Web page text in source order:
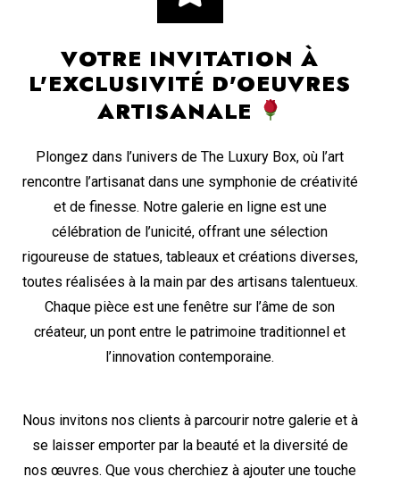
VOTRE INVITATION À
L'EXCLUSIVITÉ D'OEUVRES
ARTISANALE
Plongez dans l’univers de The Luxury Box, où l’art
rencontre l’artisanat dans une symphonie de créativité
et de finesse. Notre galerie en ligne est une
célébration de l’unicité, offrant une sélection
rigoureuse de statues, tableaux et créations diverses,
toutes réalisées à la main par des artisans talentueux.
Chaque pièce est une fenêtre sur l’âme de son
créateur, un pont entre le patrimoine traditionnel et
l’innovation contemporaine.
Nous invitons nos clients à parcourir notre galerie et à
se laisser emporter par la beauté et la diversité de
nos œuvres. Que vous cherchiez à ajouter une touche